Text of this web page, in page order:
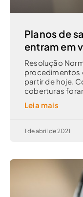
Planos de
entram em
Resolução
procedimentos
partir de hoje.
coberturas
Leia mais
1 de abril de 2021